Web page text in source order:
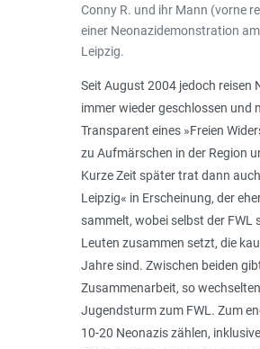
Conny R. und ihr Mann (vorne
einer Neonazidemonstration
Leipzig.
Seit August 2004 jedoch reisen
immer wieder geschlossen und
Transparent eines »Freien
zu Aufmärschen in der Region
Kurze Zeit später trat dann
Leipzig« in Erscheinung, der
sammelt, wobei selbst der FWL
Leuten zusammen setzt, die
Jahre sind. Zwischen beiden
Zusammenarbeit, so
Jugendsturm zum FWL. Zum
10-20 Neonazis zählen,